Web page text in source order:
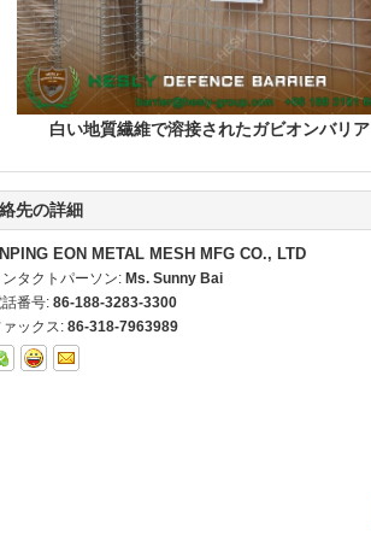
白い地質繊維で溶接されたガビオンバリア
先の詳細
EON METAL MESH MFG CO., LTD
タクトパーソン: Ms. Sunny Bai
番号: 86-188-3283-3300
ックス: 86-318-7963989